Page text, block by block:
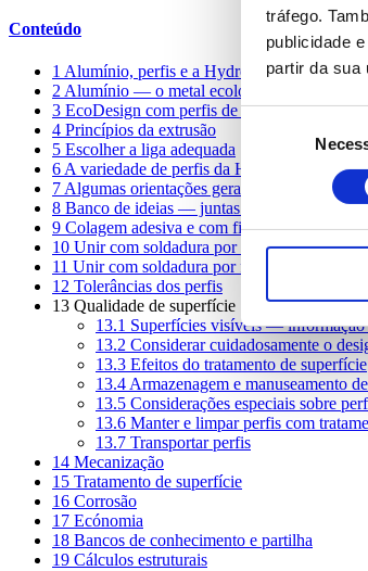
tráfego.
publicidade
partir da sua
Seleção
consentimento
Conteúdo
1 Alumínio, perfis e a Hydro
2 Alumínio — o metal ecológico sustentável
3 EcoDesign com perfis de alumínio
4 Princípios da extrusão
5 Escolher a liga adequada
6 A variedade de perfis da Hydro
7 Algumas orientações gerais sobre design
8 Banco de ideias — juntas mecânicas
9 Colagem adesiva e com fita adesiva
10 Unir com soldadura por fusão
11 Unir com soldadura por fricção linear
12 Tolerâncias dos perfis
13 Qualidade de superfície
13.1 Superfícies visíveis — informação
13.2 Considerar cuidadosamente o
13.3 Efeitos do tratamento de superfície
13.4 Armazenagem e manuseamento
13.5 Considerações especiais sobre
13.6 Manter e limpar perfis com
13.7 Transportar perfis
14 Mecanização
15 Tratamento de superfície
16 Corrosão
17 Ecónomia
18 Bancos de conhecimento e partilha
19 Cálculos estruturais